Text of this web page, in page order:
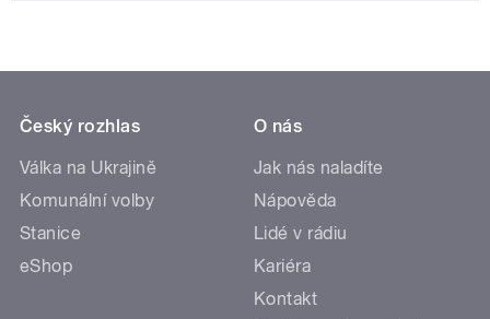
Český rozhlas
Válka na Ukrajině
Komunální volby
Stanice
eShop
O nás
Jak nás naladíte
Nápověda
Lidé v rádiu
Kariéra
Kontakt